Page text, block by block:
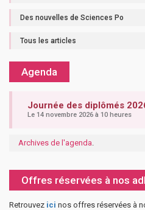
Des nouvelles de Sciences Po
Tous les articles
Agenda
Journée des diplômés
Le 14 novembre 2026 à 10 heures
Archives de l'agenda
Offres réservées à nos
Retrouvez ici nos offres réservées à